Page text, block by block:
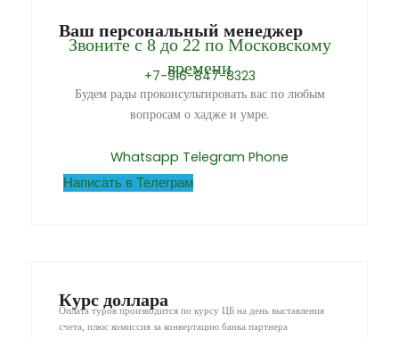
Ваш персональный менеджер
Звоните с 8 до 22 по Московскому
времени
+7-916-847-8323
Будем рады проконсультировать вас по любым
вопросам о хадже и умре.
Whatsapp Telegram Phone
Написать в Телеграм
Курс доллара
Оплата туров производится по курсу ЦБ на день выставления
счета, плюс комиссия за конвертацию банка партнера